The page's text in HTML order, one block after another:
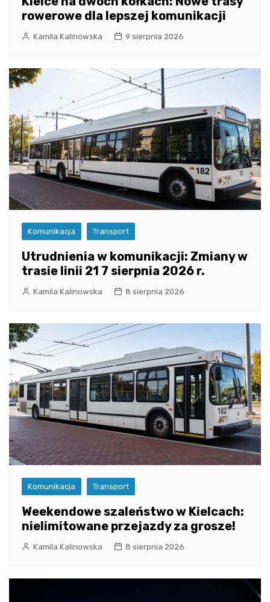
rowerowe dla lepszej komunikacji
Kamila Kalinowska 9 sierpnia 2026
Komunikacja Transport
Utrudnienia w komunikacji: Zmiany w
trasie linii 21 7 sierpnia 2026 r.
Kamila Kalinowska 8 sierpnia 2026
Komunikacja Transport
Weekendowe szaleństwo w Kielcach:
nielimitowane przejazdy za grosze!
Kamila Kalinowska 8 sierpnia 2026